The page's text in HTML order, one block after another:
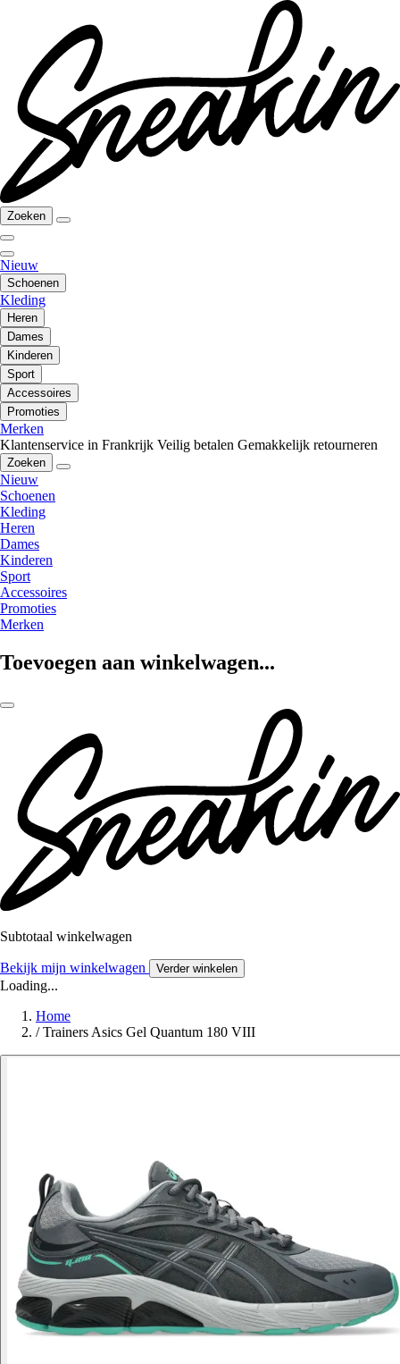
Zoeken
Nieuw
Schoenen
Kleding
Heren
Dames
Kinderen
Sport
Accessoires
Promoties
Merken
Klantenservice in Frankrijk Veilig betalen Gemakkelijk retourneren
Zoeken
Nieuw
Schoenen
Kleding
Heren
Dames
Kinderen
Sport
Accessoires
Promoties
Merken
Toevoegen aan winkelwagen...
Subtotaal winkelwagen
Bekijk mijn winkelwagen Verder winkelen
Loading...
Home
/ Trainers Asics Gel Quantum 180 VIII